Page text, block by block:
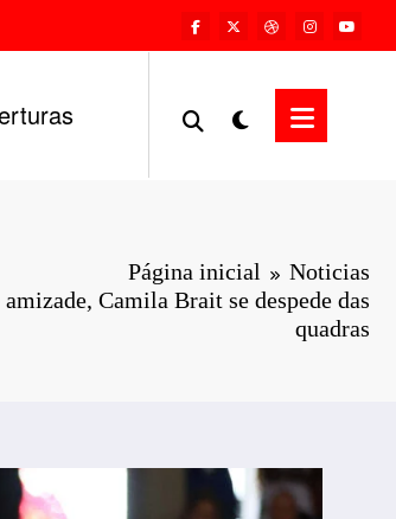
Página inicial
Noticias
Camila Brait se despede das
quadras